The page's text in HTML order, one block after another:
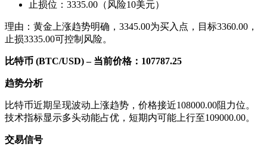
止损位：3335.00（风险10美元）
理由：黄金上涨趋势明确，3345.00为买入点，目标3360.00，
止损3335.00可控制风险。
比特币 (BTC/USD) – 当前价格：107787.25
趋势分析
比特币近期呈现波动上涨趋势，价格接近108000.00阻力位。
技术指标显示多头动能占优，短期内可能上行至109000.00。
交易信号